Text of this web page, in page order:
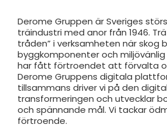
Derome Gruppen är Sveriges
träindustri med anor från 1946.
tråden” i verksamheten när skog
byggkomponenter och miljövänlig
har fått förtroendet att förvalta
Derome Gruppens digitala
tillsammans driver vi på den
transformeringen och utvecklar
och spännande mål. Vi tackar
förtroende.